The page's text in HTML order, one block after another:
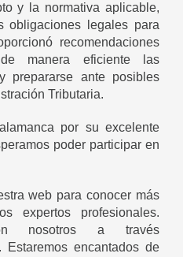
y la normativa aplicable,
obligaciones legales para
recomendaciones
manera eficiente las
prepararse ante posibles
Tributaria.
por su excelente
poder participar en
web para conocer más
expertos profesionales.
nosotros a través
Estaremos encantados de